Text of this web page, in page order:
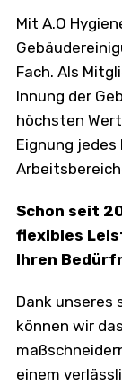
Mit A.O
Fach. Als
Innung der
höchsten
Eignung
Schon seit
flexibles
Ihren
Dank unseres
können wir
einem